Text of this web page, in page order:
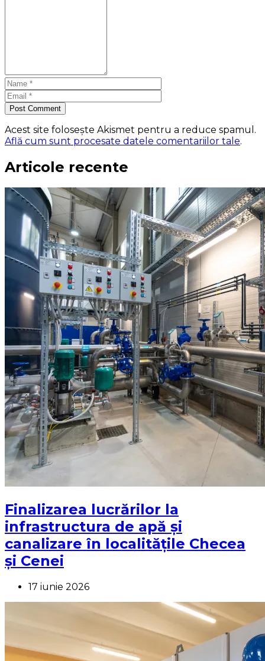
Post Comment
Acest site folosește Akismet pentru a reduce spamul.
Află cum sunt procesate datele comentariilor tale.
Articole recente
Finalizarea lucrărilor la
infrastructura de apă și
canalizare în localitățile Checea
și Cenei
17 iunie 2026